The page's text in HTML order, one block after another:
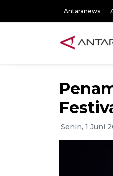
Antaranews
Senin, 1 Juni